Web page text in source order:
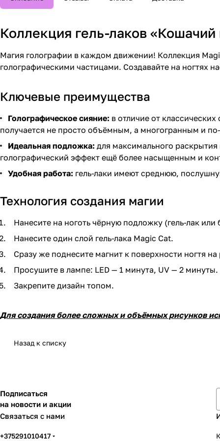
Коллекция гель-лаков «Кошачий
Магия голографии в каждом движении! Коллекция
голографическими частицами. Создавайте на ногтях
Ключевые преимущества
Голографическое сияние: в отличие от
получается не просто объёмным, а многогранным и
Идеальная подложка: для максимального
голографический эффект ещё более насыщенным и
Удобная работа: гель-лаки имеют среднюю,
Технология создания магии
Нанесите на ноготь чёрную подложку (гель-лак
Нанесите один слой гель-лака Magic Cat.
Сразу же поднесите магнит к поверхности ногтя
Просушите в лампе: LED — 1 минута, UV — 2 минуты.
Закрепите дизайн топом.
Для создания более сложных и объёмных рисунков
Назад к списку
Подписаться
на новости и акции
Связаться с нами
+375291010417